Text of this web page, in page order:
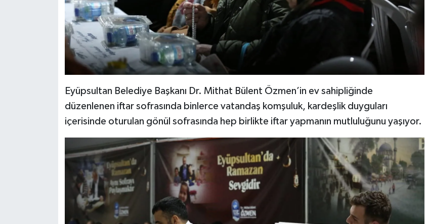
Eyüpsultan Belediye Başkanı Dr. Mithat Bülent Özmen’in ev sahipliğinde
düzenlenen iftar sofrasında binlerce vatandaş komşuluk, kardeşlik duyguları
içerisinde oturulan gönül sofrasında hep birlikte iftar yapmanın mutluluğunu yaşıyor.